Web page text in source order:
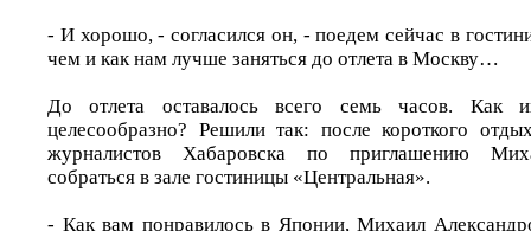
- И хорошо, - согласился он, - поедем сейчас в
чем и как нам лучше заняться до отлета в Москву…
До отлета оставалось всего семь часов. Как
целесообразно? Решили так: после короткого
журналистов Хабаровска по приглашению
собраться в зале гостиницы «Центральная».
- Как вам понравилось в Японии, Михаил